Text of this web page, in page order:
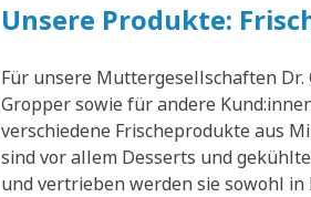
Unsere Produkte:
Für unsere Muttergesellschaften
Gropper sowie für andere
verschiedene Frischeprodukte aus
sind vor allem Desserts und
und vertrieben werden sie sowohl in